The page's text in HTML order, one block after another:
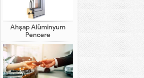
Ahşap Alüminyum
Pencere